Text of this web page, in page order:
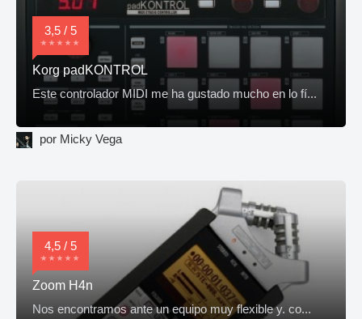
3,5 / 5
Korg padKONTROL
Este controlador MIDI me ha gustado mucho en lo fí...
por Micky Vega
4,5 / 5
Zoom H4n
Nos encontramos ante un equipo muy flexible y. co...